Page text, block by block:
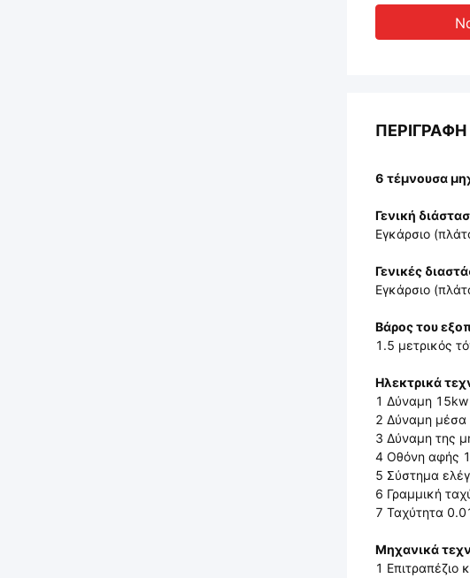
6 τέμνουσα
Γενική
Εγκάρσιο
Γενικές
Εγκάρσιο
Βάρος του
1.5 μετρικός
Ηλεκτρικά
1 Δύναμη
2 Δύναμη μέσα
3 Δύναμη της
4 Οθόνη αφής
5 Σύστημα
6 Γραμμική
7 Ταχύτητα
Μηχανικά
1 Επιτραπέζιο